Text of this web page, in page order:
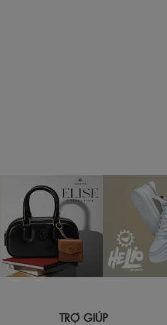
TRỢ GIÚP